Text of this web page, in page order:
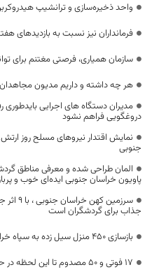
واحد ذخیره‌سازی و ترانشیپ
فرمانداران نیز نسبت به بازدیدهای
سازمان همیاری، فرصتی مغتنم برای
هر چه داشته و داریم مدیون
مدیران دستگاه های اجرایی بایدطوری
دروغگویی فراهم نشود
نمایش اقتدار نیروهای مسلح روز
جنوبی
المان طراحی شده و معرفی مناطق
پاویون خراسان جنوبی ایده‌ای خوب و
جذاب برای گردشگران است
بازسازی 450 منزل سیل زده به سپاه خراسان جنوبی واگذار شد
۱۷ فوتی و ۵۰ مصدوم تا این لحظه در حادثه خروج قطار از ریل در محور طبس